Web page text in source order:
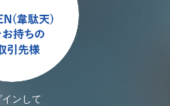
インして